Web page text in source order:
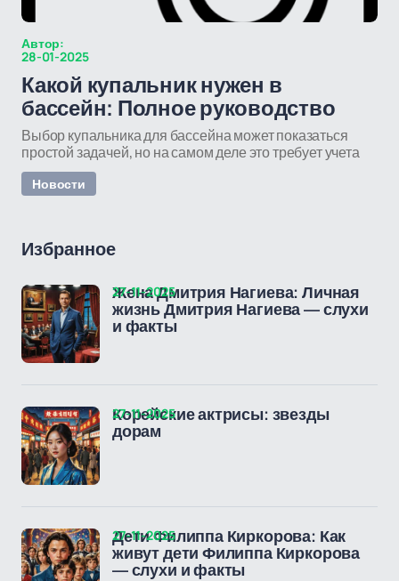
Автор:
28-01-2025
Какой купальник нужен в
бассейн: Полное руководство
Выбор купальника для бассейна может показаться
простой задачей, но на самом деле это требует учета
Новости
Избранное
Жена Дмитрия Нагиева: Личная
жизнь Дмитрия Нагиева — слухи
и факты
27-11-2025
Корейские актрисы: звезды
дорам
27-11-2025
Дети Филиппа Киркорова: Как
живут дети Филиппа Киркорова
— слухи и факты
27-11-2025